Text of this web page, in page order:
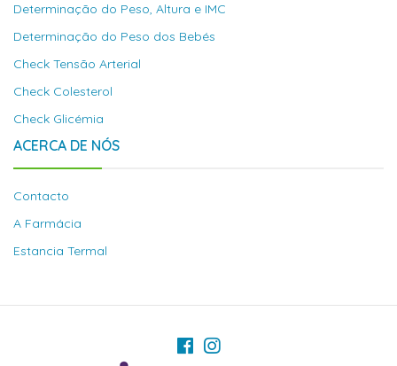
Determinação do Peso, Altura e IMC
Determinação do Peso dos Bebés
Check Tensão Arterial
Check Colesterol
Check Glicémia
ACERCA DE NÓS
Contacto
A Farmácia
Estancia Termal